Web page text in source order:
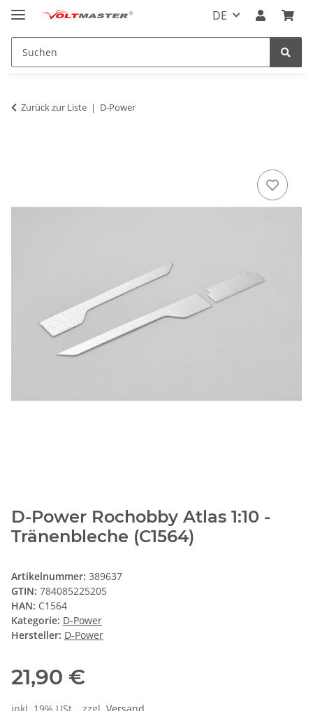
DE
Zurück zur Liste D-Power
D-Power Rochobby Atlas 1:10 -
Tränenbleche (C1564)
Artikelnummer: 389637
GTIN: 784085225205
HAN: C1564
Kategorie: D-Power
Hersteller: D-Power
21,90 €